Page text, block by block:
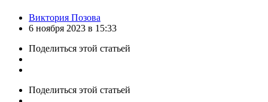
Posted
by
Виктория Позова
6 ноября 2023 в 15:33
Поделиться этой статьей
Поделиться этой статьей